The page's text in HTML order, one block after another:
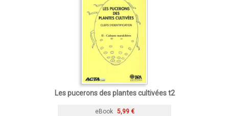
Les pucerons des plantes cultivées t2
eBook 5,99 €